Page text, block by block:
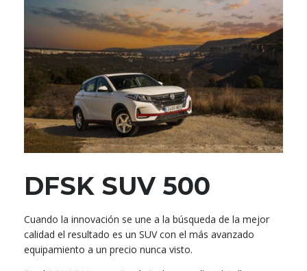
DFSK SUV 500
Cuando la innovación se une a la búsqueda de la mejor
calidad el resultado es un SUV con el más avanzado
equipamiento a un precio nunca visto.